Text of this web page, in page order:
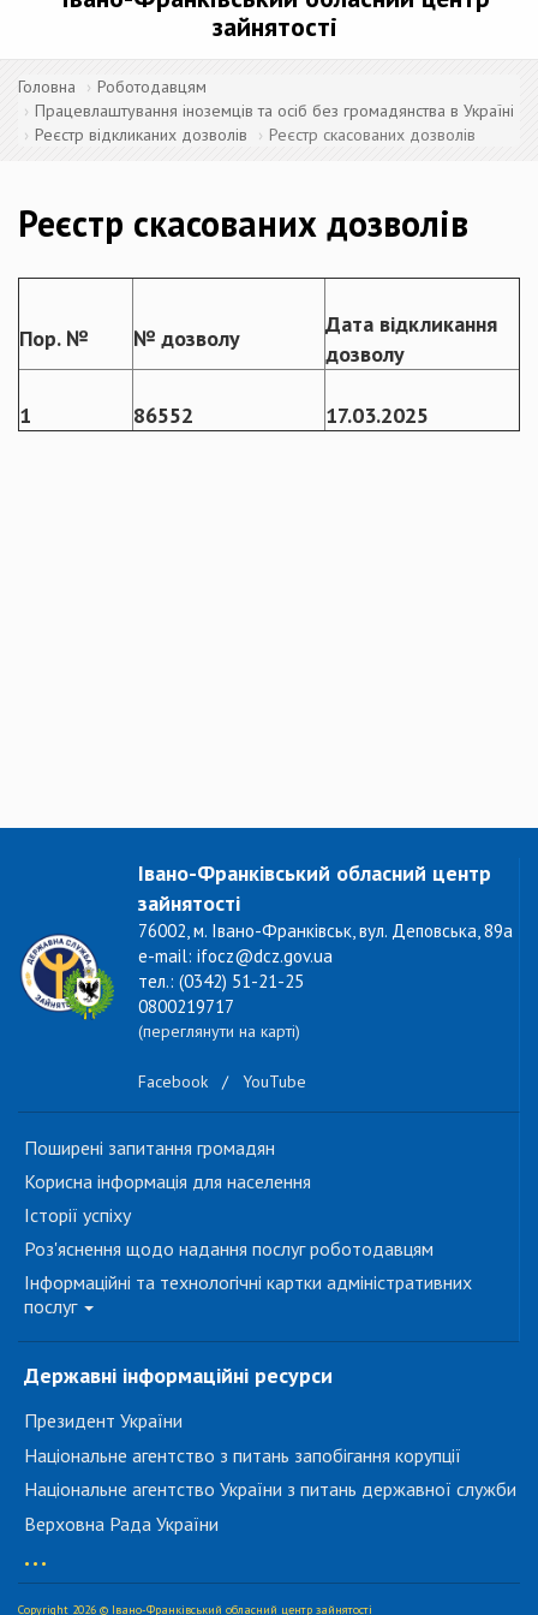
зайнятості
Головна
Роботодавцям
Працевлаштування іноземців та осіб без громадянства в Україні
Реєстр відкликаних дозволів
Реєстр скасованих дозволів
Реєстр скасованих дозволів
Пор. № № дозволу
Дата відкликання
дозволу
1 86552 17.03.2025
Івано-Франківський обласний центр
зайнятості
76002, м. Івано-Франківськ, вул. Деповська, 89а
e-mail: ifocz@dcz.gov.ua
тел.: (0342) 51-21-25
0800219717
(переглянути на карті)
Facebook / YouTube
Поширені запитання громадян
Корисна інформація для населення
Історії успіху
Роз'яснення щодо надання послуг роботодавцям
Інформаційні та технологічні картки адміністративних
послуг
Державні інформаційні ресурси
Президент України
Національне агентство з питань запобігання корупції
Національне агентство України з питань державної служби
Верховна Рада України
...
Copyright 2026 © Івано-Франківський обласний центр зайнятості